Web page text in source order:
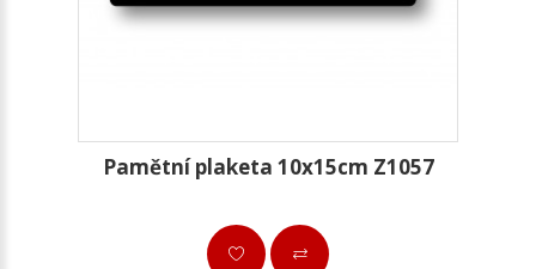
Pamětní plaketa 10x15cm Z1057